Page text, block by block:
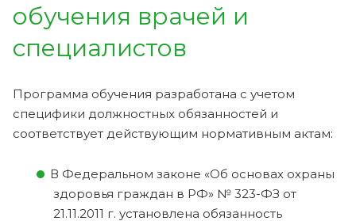
обучения врачей и
специалистов
Программа обучения разработана с учетом
специфики должностных обязанностей и
соответствует действующим нормативным актам:
В Федеральном законе «Об основах охраны
здоровья граждан в РФ» № 323-ФЗ от
21.11.2011 г. установлена обязанность